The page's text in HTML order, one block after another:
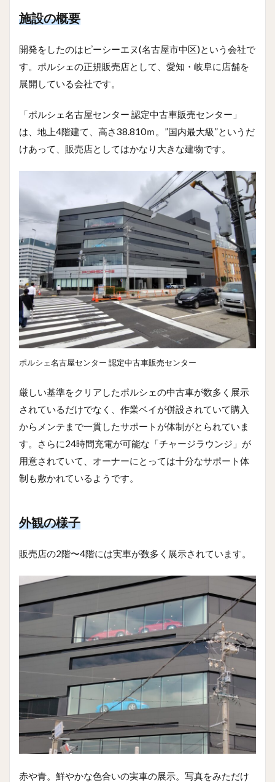
施設の概要
開発をしたのはピーシーエヌ(名古屋市中区)という会社で
す。ポルシェの正規販売店として、愛知・岐阜に店舗を
展開している会社です。
「ポルシェ名古屋センター 認定中古車販売センター」
は、地上4階建て、高さ38.810ｍ。”国内最大級”というだ
けあって、販売店としてはかなり大きな建物です。
ポルシェ名古屋センター 認定中古車販売センター
厳しい基準をクリアしたポルシェの中古車が数多く展示
されているだけでなく、作業ベイが併設されていて購入
からメンテまで一貫したサポートが体制がとられていま
す。さらに24時間充電が可能な「チャージラウンジ」が
用意されていて、オーナーにとっては十分なサポート体
制も敷かれているようです。
外観の様子
販売店の2階〜4階には実車が数多く展示されています。
赤や青。鮮やかな色合いの実車の展示。写真をみただけ